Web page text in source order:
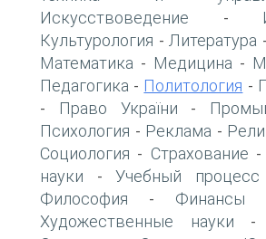
Искусствоведение -
Культурология - Литература -
Математика - Медицина -
Педагогика - Политология -
- Право України -
Психология - Реклама -
Социология - Страхование -
науки - Учебный процесс
Философия - Финансы
Художественные науки -